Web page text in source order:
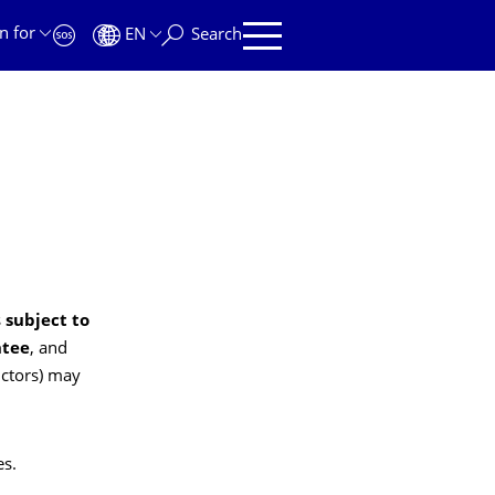
for EN Search
subject to
, and
may